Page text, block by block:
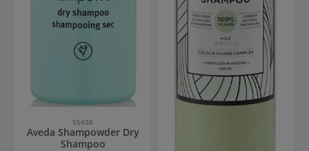
55438
Aveda Shampowder Dry
Shampoo